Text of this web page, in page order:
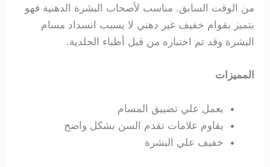
من الوقت السابق. مناسب لأصحاب البشرة الدهنية فهو
يتميز بقوام خفيف غير دهني لا يسبب انسداد مسام
البشرة وقد تم اختباره من قبل أطباء الجلدية.
المميزات
يعمل علي تضييق المسام
يقاوم علامات تقدم السن بشكل واضح
خفيف علي البشرة